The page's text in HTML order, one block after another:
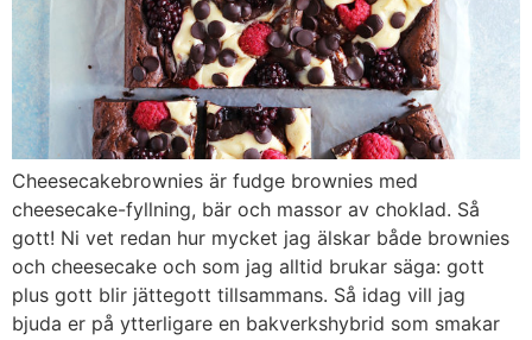
Cheesecakebrownies är fudge brownies med
cheesecake-fyllning, bär och massor av choklad. Så
gott! Ni vet redan hur mycket jag älskar både brownies
och cheesecake och som jag alltid brukar säga: gott
plus gott blir jättegott tillsammans. Så idag vill jag
bjuda er på ytterligare en bakverkshybrid som smakar